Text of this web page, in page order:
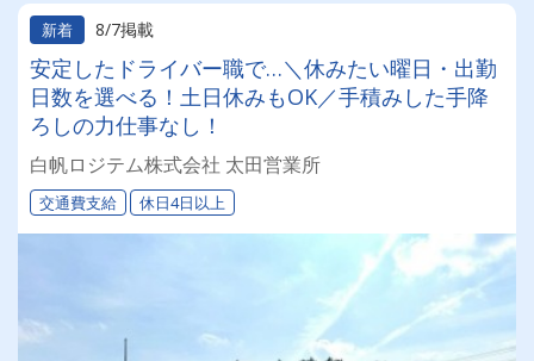
新着 8/7掲載
安定したドライバー職で…＼休みたい曜日・出勤
日数を選べる！土日休みもOK／手積みした手降
ろしの力仕事なし！
白帆ロジテム株式会社 太田営業所
交通費支給 休日4日以上